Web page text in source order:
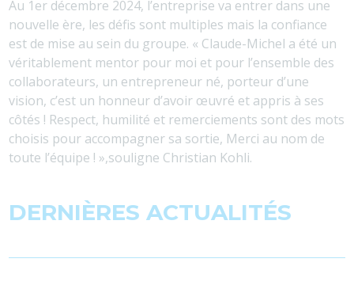
Au 1er décembre 2024, l’entreprise va entrer dans une
nouvelle ère, les défis sont multiples mais la confiance
est de mise au sein du groupe. « Claude-Michel a été un
véritablement mentor pour moi et pour l’ensemble des
collaborateurs, un entrepreneur né, porteur d’une
vision, c’est un honneur d’avoir œuvré et appris à ses
côtés ! Respect, humilité et remerciements sont des mots
choisis pour accompagner sa sortie, Merci au nom de
toute l’équipe ! »,souligne Christian Kohli.
DERNIÈRES ACTUALITÉS